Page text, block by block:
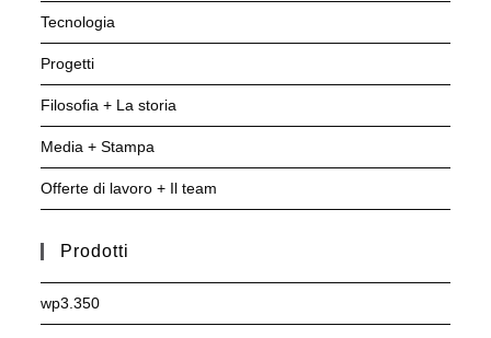
Tecnologia
Progetti
Filosofia + La storia
Media + Stampa
Offerte di lavoro + Il team
Prodotti
wp3.350